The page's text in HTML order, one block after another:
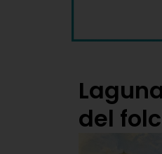
del